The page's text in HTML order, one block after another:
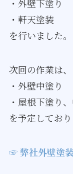
・外壁下塗り
・軒天塗装
を行いました。
次回の作業は、
・外壁中塗り
・屋根下塗り
を予定しており
☞ 弊社外壁塗